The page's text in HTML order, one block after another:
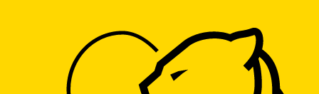
CUISINE DU MONDE